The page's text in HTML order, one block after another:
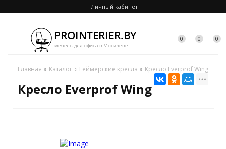
Личный кабинет
0 0 0
Главная Каталог Геймерские кресла Кресло Everprof Wing
Кресло Everprof Wing